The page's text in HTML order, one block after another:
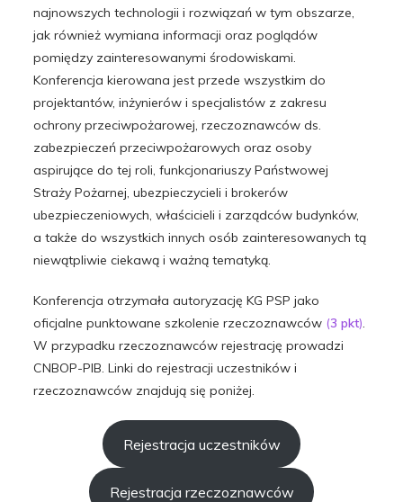
najnowszych technologii i rozwiązań w tym obszarze,
jak również wymiana informacji oraz poglądów
pomiędzy zainteresowanymi środowiskami.
Konferencja kierowana jest przede wszystkim do
projektantów, inżynierów i specjalistów z zakresu
ochrony przeciwpożarowej, rzeczoznawców ds.
zabezpieczeń przeciwpożarowych oraz osoby
aspirujące do tej roli, funkcjonariuszy Państwowej
Straży Pożarnej, ubezpieczycieli i brokerów
ubezpieczeniowych, właścicieli i zarządców budynków,
a także do wszystkich innych osób zainteresowanych tą
niewątpliwie ciekawą i ważną tematyką.
Konferencja otrzymała autoryzację KG PSP jako
oficjalne punktowane szkolenie rzeczoznawców (3 pkt).
W przypadku rzeczoznawców rejestrację prowadzi
CNBOP-PIB. Linki do rejestracji uczestników i
rzeczoznawców znajdują się poniżej.
Rejestracja uczestników
Rejestracja rzeczoznawców